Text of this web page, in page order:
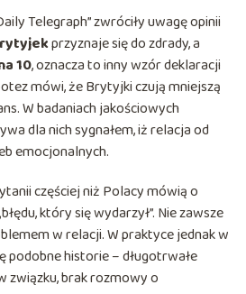
Telegraph” zwróciły uwagę opinii
przyznaje się do zdrady, a
10, oznacza to inny wzór deklaracji
mówi, że Brytyjki czują mniejszą
W badaniach jakościowych
dla nich sygnałem, iż relacja od
emocjonalnych.
częściej niż Polacy mówią o
który się wydarzył”. Nie zawsze
w relacji. W praktyce jednak w
podobne historie – długotrwałe
związku, brak rozmowy o